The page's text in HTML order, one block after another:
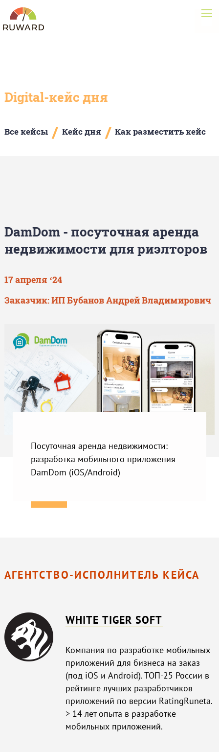
Digital-кейс дня
Все кейсы / Кейс дня / Как разместить кейс
DamDom - посуточная аренда
недвижимости для риэлторов
17 апреля ‘24
Заказчик: ИП Бубанов Андрей Владимирович
Посуточная аренда недвижимости:
разработка мобильного приложения
DamDom (iOS/Android)
АГЕНТСТВО-ИСПОЛНИТЕЛЬ КЕЙСА
WHITE TIGER SOFT
Компания по разработке мобильных
приложений для бизнеса на заказ
(под iOS и Android). ТОП-25 России в
рейтинге лучших разработчиков
приложений по версии RatingRuneta.
> 14 лет опыта в разработке
мобильных приложений.